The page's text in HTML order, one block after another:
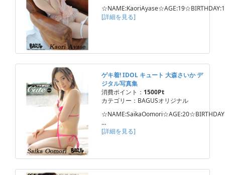
[詳細を見る]
ゲキ着! IDOL キュート 大森さいか デ
ジタル写真集
消費ポイント： 1500Pt
カテゴリー：BAGUSオリジナル
…
[詳細を見る]